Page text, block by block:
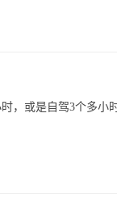
，或是自驾3个多